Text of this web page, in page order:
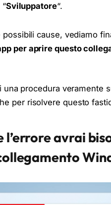
Sviluppatore“.
cause, vediamo
per aprire questo
una procedura veramente
per risolvere questo
avrai